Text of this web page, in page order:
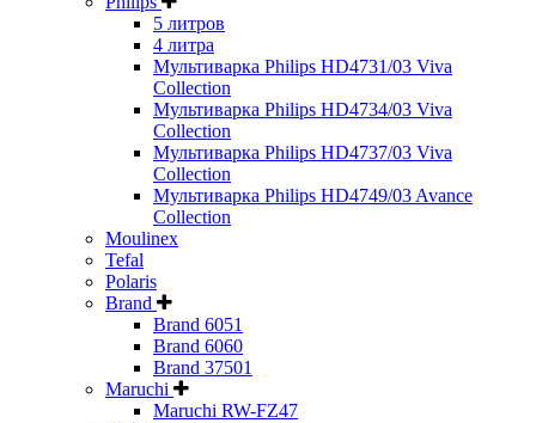
5 литров
4 литра
Мультиварка Philips HD4731/03 Viva
Collection
Мультиварка Philips HD4734/03 Viva
Collection
Мультиварка Philips HD4737/03 Viva
Collection
Мультиварка Philips HD4749/03 Avance
Collection
Moulinex
Tefal
Polaris
Brand
Brand 6051
Brand 6060
Brand 37501
Maruchi
Maruchi RW-FZ47